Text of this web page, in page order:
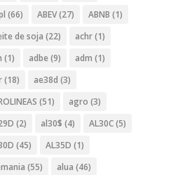
(66) ABEV(27) ABNB (1)
de soja (22) achr(1)
(1) adbe (9) adm (1)
(18) ae38d (3)
(51) agro (3)
(2) al30$ (4) AL30C(5)
(45) AL35D (1)
(55) alua (46)